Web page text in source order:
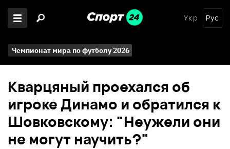
Укр Рус
Чемпионат мира по футболу 2026
Кварцяный проехался об
игроке Динамо и обратился к
Шовковскому: "Неужели они
не могут научить?"